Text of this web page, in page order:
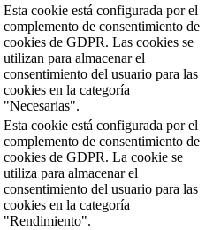
Esta cookie está configurada por el
complemento de consentimiento de
cookies de GDPR. Las cookies se
utilizan para almacenar el
consentimiento del usuario para las
cookies en la categoría
"Necesarias".
Esta cookie está configurada por el
complemento de consentimiento de
cookies de GDPR. La cookie se
utiliza para almacenar el
consentimiento del usuario para las
cookies en la categoría
"Rendimiento".